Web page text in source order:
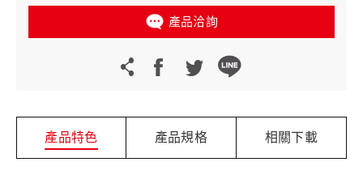
產品洽詢
產品特色 產品規格 相關下載